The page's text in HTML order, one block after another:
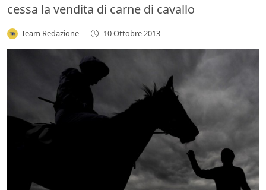
cessa la vendita di carne di cavallo
Team Redazione - 10 Ottobre 2013